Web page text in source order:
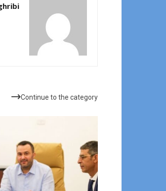
مقالات ذات صلة
Continue to the category